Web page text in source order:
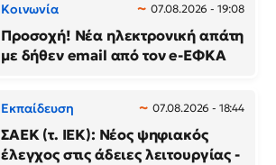
Κοινωνία 07.08.2026 - 19:08
Προσοχή! Νέα ηλεκτρονική απάτη
με δήθεν email από τον e-ΕΦΚΑ
Εκπαίδευση 07.08.2026 - 18:44
ΣΑΕΚ (τ. ΙΕΚ): Νέος ψηφιακός
έλεγχος στις άδειες λειτουργίας -